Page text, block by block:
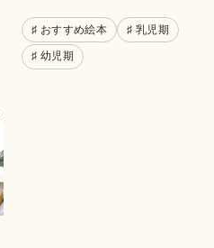
♯ おすすめ絵本 ♯ 乳児期
♯ 幼児期